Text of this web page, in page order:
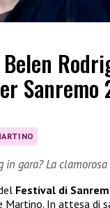
Sanremo
gara? La
Festival di
In attesa di